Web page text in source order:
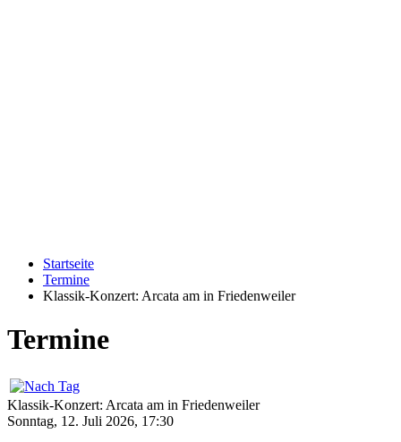
Startseite
Termine
Klassik-Konzert: Arcata am in Friedenweiler
Termine
Klassik-Konzert: Arcata am in Friedenweiler
Sonntag, 12. Juli 2026, 17:30